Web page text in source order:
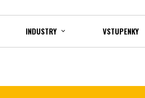
INDUSTRY VSTUPENKY